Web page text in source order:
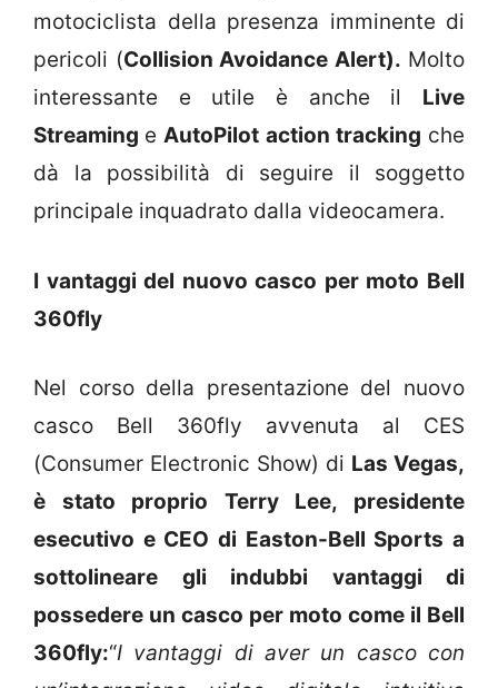
motociclista della presenza imminente di
pericoli (Collision Avoidance Alert). Molto
interessante e utile è anche il Live
Streaming eAutoPilot action tracking che
dà la possibilità di seguire il soggetto
principale inquadrato dalla videocamera.
I vantaggi del nuovo casco per moto Bell
360fly
Nel corso della presentazione del nuovo
casco Bell 360fly avvenuta al CES
(Consumer Electronic Show) di Las Vegas,
è stato proprio Terry Lee, presidente
esecutivo e CEO di Easton-Bell Sports a
sottolineare gli indubbi vantaggi di
possedere un casco per moto come il Bell
360fly:“I vantaggi di aver un casco con